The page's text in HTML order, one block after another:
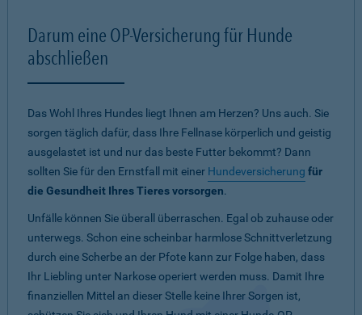
Darum eine OP-Versicherung für Hunde
abschließen
Das Wohl Ihres Hundes liegt Ihnen am Herzen? Uns auch. Sie
sorgen täglich dafür, dass Ihre Fellnase körperlich und geistig
ausgelastet ist und nur das beste Futter bekommt? Dann
sollten Sie für den Ernstfall mit einer Hundeversicherung für
die Gesundheit Ihres Tieres vorsorgen.
Unfälle können Sie überall überraschen. Egal ob zuhause oder
unterwegs. Schon eine scheinbar harmlose Schnittverletzung
durch eine Scherbe an der Pfote kann zur Folge haben, dass
Ihr Liebling unter Narkose operiert werden muss. Damit Ihre
finanziellen Mittel an dieser Stelle keine Ihrer Sorgen ist,